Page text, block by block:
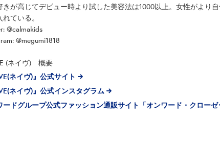
きが高じてデビュー時より試した美容法は1000以上。女性がより
ている。
@calmakids
@megumi1818
(ネイヴ) 概要
ネイヴ)』公式サイト
ネイヴ)』公式インスタグラム
ードグループ公式ファッション通販サイト「オンワード・クローゼ